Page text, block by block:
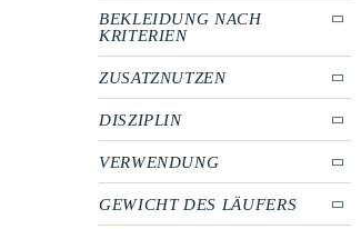
BEKLEIDUNG NACH
KRITERIEN
ZUSATZNUTZEN
DISZIPLIN
VERWENDUNG
GEWICHT DES LÄUFERS